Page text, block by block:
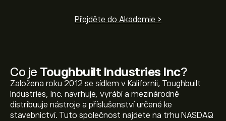
Co je Toughbuilt Industries Inc?
Založena roku 2012 se sídlem v Kalifornii, Toughbuilt
Industries, Inc. navrhuje, vyrábí a mezinárodně
distribuuje nástroje a příslušenství určené ke
stavebnictví. Tuto společnost najdete na trhu NASDAQ
Přejděte do Akademie >
Aktuální cena akcie TBLT je 0.0110‎$‎.